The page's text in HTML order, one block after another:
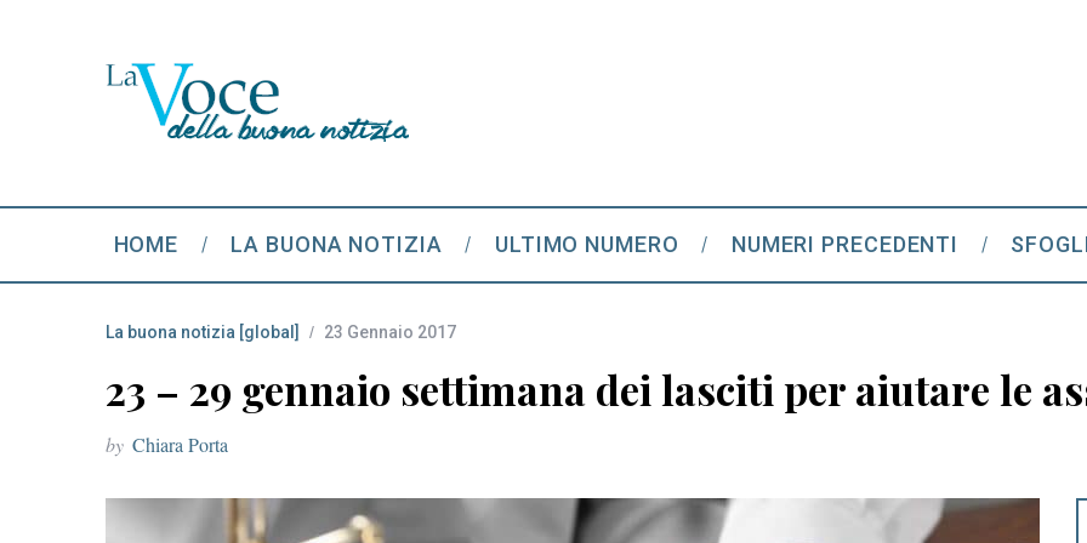
HOME LA BUONA NOTIZIA ULTIMO NUMERO NUMERI PRECEDENTI
La buona notizia [global] 23 Gennaio 2017
23 – 29 gennaio settimana dei lasciti per aiutare le
by Chiara Porta